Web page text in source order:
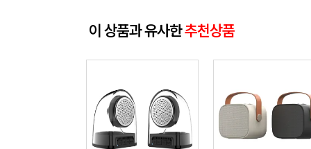
이 상품과 유사한추천상품